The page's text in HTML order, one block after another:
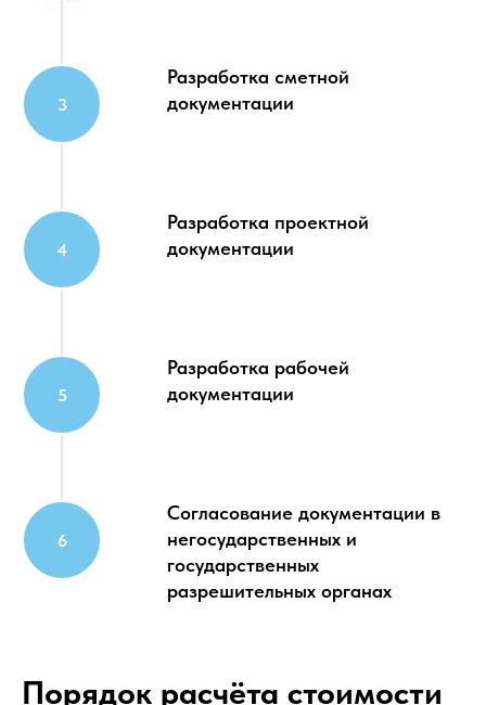
Разработка сметной
документации
Разработка проектной
документации
Разработка рабочей
документации
Согласование документации в
негосударственных и
государственных
разрешительных органах
Порядок расчёта стоимости